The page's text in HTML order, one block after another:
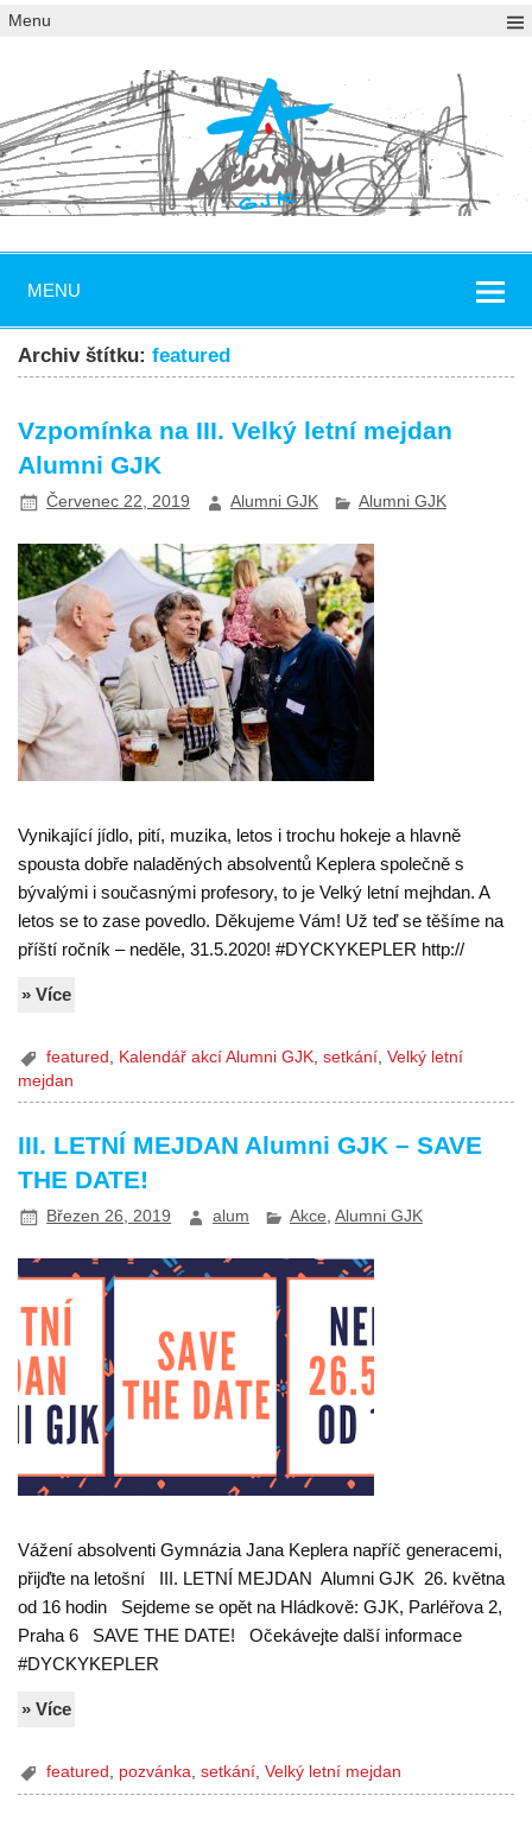
Menu
MENU
Archiv štítku:featured
Vzpomínka na III. Velký letní mejdan
Alumni GJK
Červenec 22, 2019 Alumni GJK Alumni GJK
Vynikající jídlo, pití, muzika, letos i trochu hokeje a hlavně
spousta dobře naladěných absolventů Keplera společně s
bývalými i současnými profesory, to je Velký letní mejhdan. A
letos se to zase povedlo. Děkujeme Vám! Už teď se těšíme na
příští ročník – neděle, 31.5.2020! #DYCKYKEPLER http://
» Více
featured Kalendář akcí Alumni GJK ,setkání ,Velký letní
mejdan
III. LETNÍ MEJDAN Alumni GJK – SAVE
THE DATE!
Březen 26, 2019 alum Akce, Alumni GJK
Vážení absolventi Gymnázia Jana Keplera napříč generacemi,
přijďte na letošní III. LETNÍ MEJDAN Alumni GJK 26. května
od 16 hodin Sejdeme se opět na Hládkově: GJK, Parléřova 2,
Praha 6 SAVE THE DATE! Očekávejte další informace
#DYCKYKEPLER
» Více
featured pozvánka ,setkání ,Velký letní mejdan